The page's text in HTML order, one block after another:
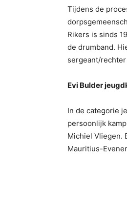
Tijdens de
Rikers is sinds
de drumband.
sergeant/
Evi Bulder
In de categorie
persoonlijk
Michiel Vliegen.
Mauritius-